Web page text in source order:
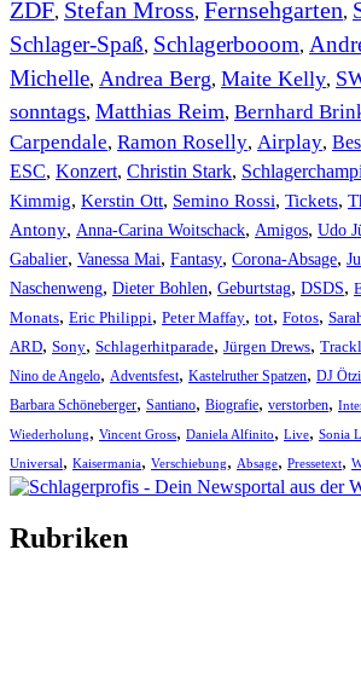
ZDF, Stefan Mross, Fernsehgarten,
Schlager-Spaß, Schlagerbooom,
Michelle, Andrea Berg, Maite Kelly,
sonntags, Matthias Reim, Bernhard
Carpendale, Ramon Roselly, Airplay,
ESC, Konzert, Christin Stark,
Kimmig, Kerstin Ott, Semino Rossi, Tickets,
Antony, Anna-Carina Woitschack, Amigos, Udo
Gabalier, Vanessa Mai, Fantasy, Corona-Absage,
Naschenweng, Dieter Bohlen, Geburtstag, DSDS,
Monats, Eric Philippi, Peter Maffay, tot, Fotos,
ARD, Sony, Schlagerhitparade, Jürgen Drews,
Nino de Angelo, Adventsfest, Kastelruther Spatzen, DJ Ötzi
Barbara Schöneberger, Santiano, Biografie, verstorben,
Wiederholung, Vincent Gross, Daniela Alfinito, Live, Sonia
Universal, Kaisermania, Verschiebung, Absage, Pressetext,
Rubriken